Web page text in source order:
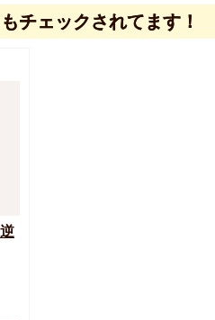
チェックされてます！